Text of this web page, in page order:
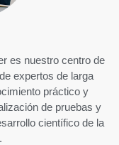
es nuestro centro de
expertos de larga
práctico y
de pruebas y
científico de la